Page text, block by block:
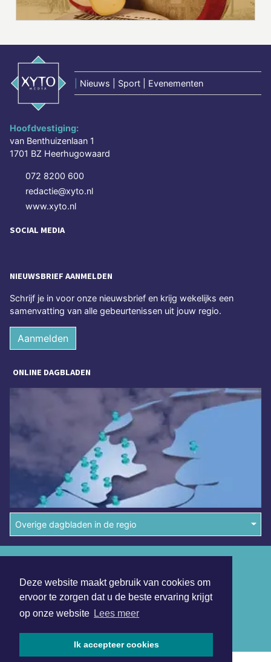
Deze website maakt gebruik van cookies om
ervoor te zorgen dat u de beste ervaring krijgt
op onze website Lees meer
Ik accepteer cookies
Nieuws | Sport | Evenementen
Hoofdvestiging:
van Benthuizenlaan 1
1701 BZ Heerhugowaard
072 8200 600
redactie@xyto.nl
www.xyto.nl
SOCIAL MEDIA
NIEUWSBRIEF AANMELDEN
Schrijf je in voor onze nieuwsbrief en krijg wekelijks een
samenvatting van alle gebeurtenissen uit jouw regio.
Aanmelden
ONLINE DAGBLADEN
Overige dagbladen in de regio
Disclaimer
Privacy Statement